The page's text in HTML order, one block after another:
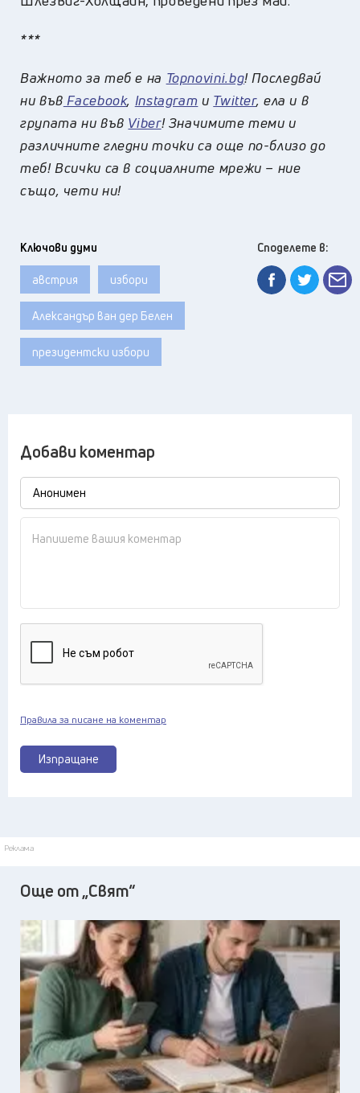
***
Важното за теб е на Topnovini.bg! Последвай
ни във Facebook, Instagram и Twitter, ела и в
групата ни във Viber! Значимите теми и
различните гледни точки са още по-близо до
теб! Всички са в социалните мрежи – ние
също, чети ни!
Ключови думи
австрия избори
Александър ван дер Белен
президентски избори
Споделете в:
Добави коментар
Изпращане
Правила за писане на коментар
Реклама
Още от „Свят“